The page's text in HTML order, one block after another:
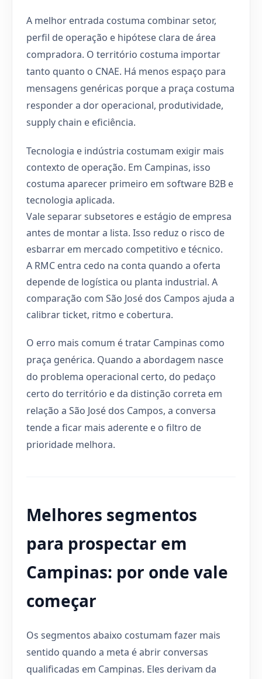
A melhor entrada costuma combinar setor,
perfil de operação e hipótese clara de área
compradora. O território costuma importar
tanto quanto o CNAE. Há menos espaço para
mensagens genéricas porque a praça costuma
responder a dor operacional, produtividade,
supply chain e eficiência.
Tecnologia e indústria costumam exigir mais
contexto de operação. Em Campinas, isso
costuma aparecer primeiro em software B2B e
tecnologia aplicada.
Vale separar subsetores e estágio de empresa
antes de montar a lista. Isso reduz o risco de
esbarrar em mercado competitivo e técnico.
A RMC entra cedo na conta quando a oferta
depende de logística ou planta industrial. A
comparação com São José dos Campos ajuda a
calibrar ticket, ritmo e cobertura.
O erro mais comum é tratar Campinas como
praça genérica. Quando a abordagem nasce
do problema operacional certo, do pedaço
certo do território e da distinção correta em
relação a São José dos Campos, a conversa
tende a ficar mais aderente e o filtro de
prioridade melhora.
Melhores segmentos
para prospectar em
Campinas: por onde vale
começar
Os segmentos abaixo costumam fazer mais
sentido quando a meta é abrir conversas
qualificadas em Campinas. Eles derivam da